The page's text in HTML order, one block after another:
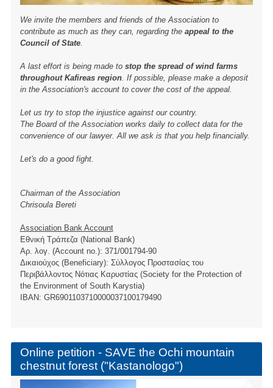
We invite the members and friends of the Association to
contribute as much as they can, regarding the appeal to the
Council of State.
A last effort is being made to stop the spread of wind farms
throughout Kafireas region. If possible, please make a deposit
in the Association's account to cover the cost of the appeal.
Let us try to stop the injustice against our country.
The Board of the Association works daily to collect data for the
convenience of our lawyer. All we ask is that you help financially.
Let's do a good fight.
Chairman of the Association
Chrisoula Bereti
Association Bank Account
Εθνική Τράπεζα (National Bank)
Αρ. λογ. (Account no.): 371/001794-90
Δικαιούχος (Beneficiary): Σύλλογος Προστασίας του
Περιβάλλοντος Νότιας Καρυστίας (Society for the Protection of
the Environment of South Karystia)
ΙBAN: GR6901103710000037100179490
Online petition - SAVE the Ochi mountain
chestnut forest ("Kastanologo")